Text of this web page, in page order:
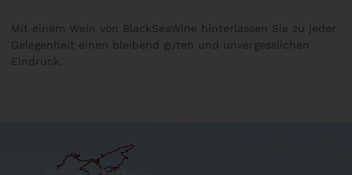
Mit einem Wein von BlackSeaWine hinterlassen Sie zu jeder
Gelegenheit einen bleibend guten und unvergesslichen
Eindruck.